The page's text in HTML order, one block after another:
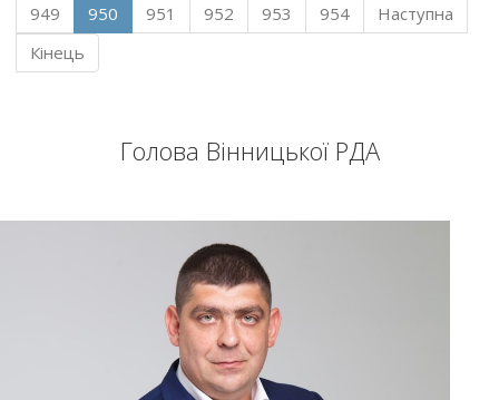
Голова Вінницької РДА
949
950 951 952 953 954
Наступна
Кінець